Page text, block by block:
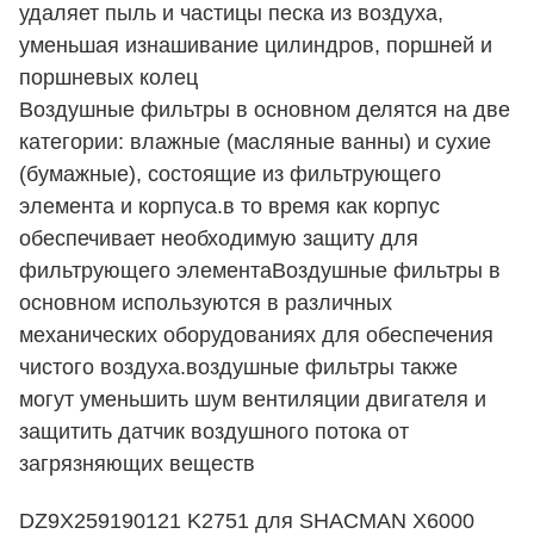
удаляет пыль и частицы песка из воздуха,
уменьшая изнашивание цилиндров, поршней и
поршневых колец
Воздушные фильтры в основном делятся на две
категории: влажные (масляные ванны) и сухие
(бумажные), состоящие из фильтрующего
элемента и корпуса.в то время как корпус
обеспечивает необходимую защиту для
фильтрующего элементаВоздушные фильтры в
основном используются в различных
механических оборудованиях для обеспечения
чистого воздуха.воздушные фильтры также
могут уменьшить шум вентиляции двигателя и
защитить датчик воздушного потока от
загрязняющих веществ
DZ9X259190121 K2751 для SHACMAN X6000